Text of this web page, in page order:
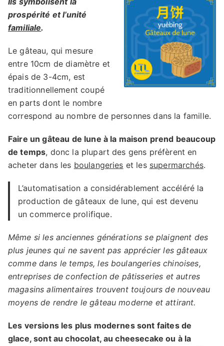
prospérité et l’unité
familiale.
Le gâteau, qui mesure
entre 10cm de diamètre et
épais de 3-4cm, est
traditionnellement coupé
en parts dont le nombre
correspond au nombre de personnes dans la famille.
Faire un gâteau de lune à la maison prend beaucoup
de temps, donc la plupart des gens préfèrent en
acheter dans les boulangeries et les supermarchés.
L’automatisation a considérablement accéléré la
production de gâteaux de lune, qui est devenu
un commerce prolifique.
Même si les anciennes générations se plaignent des
plus jeunes qui ne savent pas apprécier les gâteaux
comme dans le temps, les boulangeries chinoises,
entreprises de confection de pâtisseries et autres
magasins alimentaires trouvent toujours de nouveau
moyens de rendre le gâteau moderne et attirant.
Les versions les plus modernes sont faites de
glace, sont au chocolat, au cheesecake ou à la